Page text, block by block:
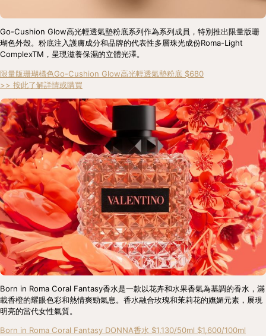
Go-Cushion Glow高光輕透氣墊粉底系列作為系列成員，特別推出限量版珊
瑚色外殼。粉底注入護膚成分和品牌的代表性多層珠光成份Roma-Light
ComplexTM，呈現滋養保濕的立體光澤。
限量版珊瑚橘色Go-Cushion Glow高光輕透氣墊粉底 $680
>> 按此了解詳情或購買
Born in Roma Coral Fantasy香水是一款以花卉和水果香氣為基調的香水，滿
載香橙的耀眼色彩和熱情爽勁氣息。香水融合玫瑰和茉莉花的嫵媚元素，展現
明亮的當代女性氣質。
Born in Roma Coral Fantasy DONNA香水 $1,130/50ml $1,600/100ml